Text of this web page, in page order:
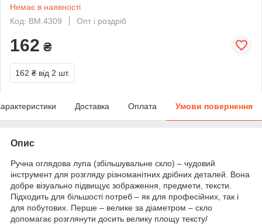
Немає в наявності
Код: BM.4309
Опт і роздріб
162 ₴
162 ₴ від 2 шт.
Доставка Оплата Умови повернення
Опис
Ручна оглядова лупа (збільшувальне скло) – чудовий
інструмент для розгляду різноманітних дрібних деталей. Вона
добре візуально підвищує зображення, предмети, тексти.
Підходить для більшості потреб – як для професійних, так і
для побутових. Перше – велике за діаметром – скло
допомагає розглянути досить велику площу тексту/